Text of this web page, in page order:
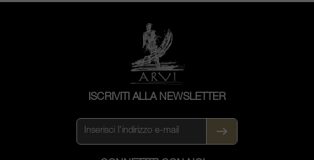
ISCRIVITI ALLA NEWSLETTER